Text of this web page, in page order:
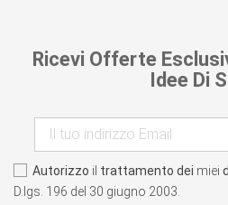
Ricevi Offerte
Idee Di
Autorizzo il trattamento dei miei
D.lgs. 196 del 30 giugno 2003.